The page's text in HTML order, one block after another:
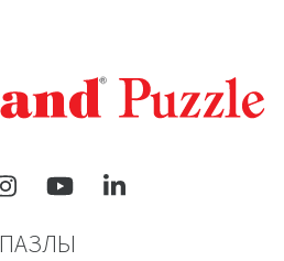
ПАЗЛЫ